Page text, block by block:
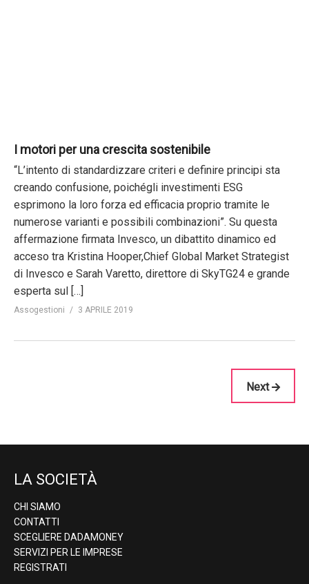
I motori per una crescita sostenibile
“L’intento di standardizzare criteri e definire principi sta
creando confusione, poichégli investimenti ESG
esprimono la loro forza ed efficacia proprio tramite le
numerose varianti e possibili combinazioni”. Su questa
affermazione firmata Invesco, un dibattito dinamico ed
acceso tra Kristina Hooper,Chief Global Market Strategist
di Invesco e Sarah Varetto, direttore di SkyTG24 e grande
esperta sul […]
Assogestioni 3 APRILE 2019
Next
LA SOCIETÀ
CHI SIAMO
CONTATTI
SCEGLIERE DADAMONEY
SERVIZI PER LE IMPRESE
REGISTRATI